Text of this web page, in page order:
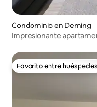
Condominio en Deming
Impresionante
Favorito entre huéspedes
Favorito entre huéspedes